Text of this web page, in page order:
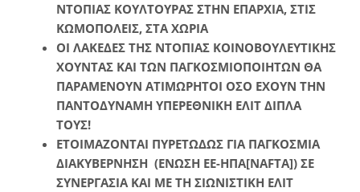
ΝΤΟΠΙΑΣ ΚΟΥΛΤΟΥΡΑΣ ΣΤΗΝ ΕΠΑΡΧΙΑ, ΣΤΙΣ
ΚΩΜΟΠΟΛΕΙΣ, ΣΤΑ ΧΩΡΙΑ
ΟΙ ΛΑΚΕΔΕΣ ΤΗΣ ΝΤΟΠΙΑΣ ΚΟΙΝΟΒΟΥΛΕΥΤΙΚΗΣ
ΧΟΥΝΤΑΣ ΚΑΙ ΤΩΝ ΠΑΓΚΟΣΜΙΟΠΟΙΗΤΩΝ ΘΑ
ΠΑΡΑΜΕΝΟΥΝ ΑΤΙΜΩΡΗΤΟΙ ΟΣΟ ΕΧΟΥΝ ΤΗΝ
ΠΑΝΤΟΔΥΝΑΜΗ ΥΠΕΡΕΘΝΙΚΗ ΕΛΙΤ ΔΙΠΛΑ
ΤΟΥΣ!
ΕΤΟΙΜΑΖΟΝΤΑΙ ΠΥΡΕΤΩΔΩΣ ΓΙΑ ΠΑΓΚΟΣΜΙΑ
ΔΙΑΚΥΒΕΡΝΗΣΗ (ΕΝΩΣΗ ΕΕ-ΗΠΑ[NAFTA]) ΣΕ
ΣΥΝΕΡΓΑΣΙΑ ΚΑΙ ΜΕ ΤΗ ΣΙΩΝΙΣΤΙΚΗ ΕΛΙΤ